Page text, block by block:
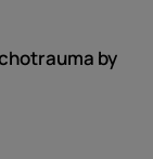
by